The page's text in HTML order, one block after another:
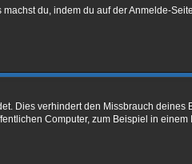
du, indem du auf der Anmelde-
Dies verhindert den Missbrauch
Computer, zum Beispiel in